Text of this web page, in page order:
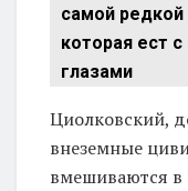
самой редкой
которая ест
глазами
Циолковский,
внеземные
вмешиваются